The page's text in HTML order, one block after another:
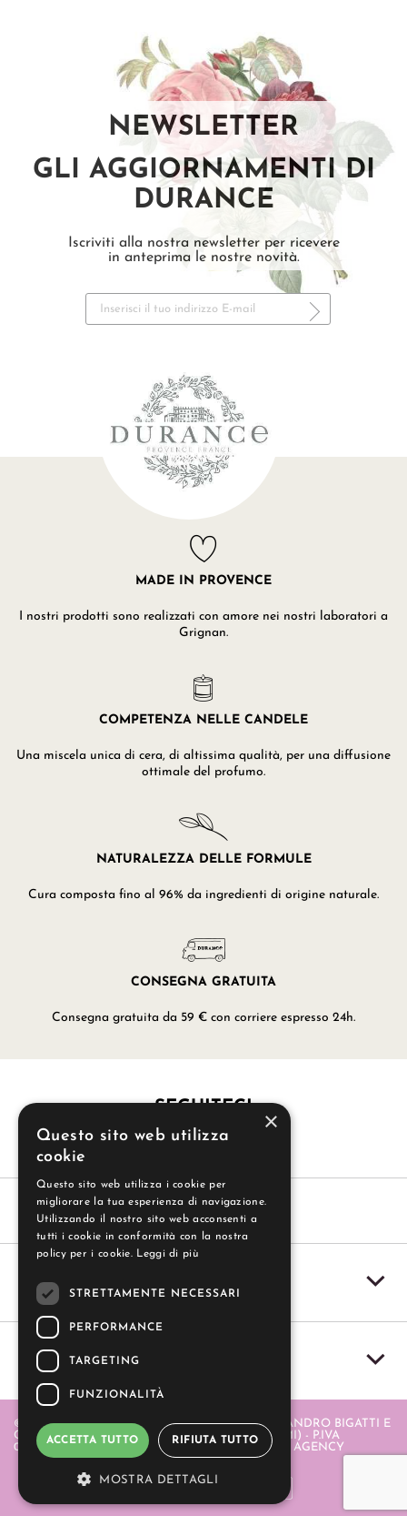
NEWSLETTER
GLI AGGIORNAMENTI DI
DURANCE
Iscriviti alla nostra newsletter per ricevere
in anteprima le nostre novità.
MADE IN PROVENCE
I nostri prodotti sono realizzati con amore nei nostri laboratori a
Grignan.
COMPETENZA NELLE CANDELE
Una miscela unica di cera, di altissima qualità, per una diffusione
ottimale del profumo.
NATURALEZZA DELLE FORMULE
Cura composta fino al 96% da ingredienti di origine naturale.
CONSEGNA GRATUITA
Consegna gratuita da 59 € con corriere espresso 24h.
SEGUITECI
SERVIZIO CLIENTI
IL MIO ACCOUNT
© 2004-2026 GUZZI SAS - GUZZI SAS DI ALESSANDRO BIGATTI E
C. - PIAZZA ITALIA 20 - 20064 GORGONZOLA (MI) - P.IVA
06580880968 . REALIZZATO DA- APERION WEB AGENCY
×
Questo sito web utilizza
cookie
Questo sito web utilizza i cookie per
migliorare la tua esperienza di navigazione.
Utilizzando il nostro sito web acconsenti a
tutti i cookie in conformità con la nostra
policy per i cookie. Leggi di più
STRETTAMENTE NECESSARI
PERFORMANCE
TARGETING
FUNZIONALITÀ
ACCETTA TUTTO RIFIUTA TUTTO
MOSTRA DETTAGLI